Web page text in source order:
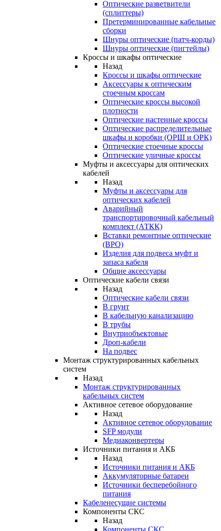
Оптические разветвители
(сплиттеры)
Претерминированные кабельные
сборки
Шнуры оптические (патч-корды)
Шнуры оптические (пигтейлы)
Кроссы и шкафы оптические
Назад
Кроссы и шкафы оптические
Аксессуары к оптическим
стоечным кроссам
Оптические кроссы высокой
плотности
Оптические настенные кроссы
Оптические распределительные
шкафы и коробки (ОРШ и ОРК)
Оптические стоечные кроссы
Оптические уличные кроссы
Муфты и аксессуары для оптических
кабелей
Назад
Муфты и аксессуары для
оптических кабелей
Аварийный
транспортировочный кабельный
комплект (АТКК)
Вставки ремонтные оптические
(ВРО)
Изделия для подвеса муфт и
запаса кабеля
Общие аксессуары
Оптические кабели связи
Назад
Оптические кабели связи
В грунт
В кабельную канализацию
В трубы
Внутриобъектовые
Дроп-кабели
На подвес
Монтаж структурированных кабельных
систем
Назад
Монтаж структурированных
кабельных систем
Активное сетевое оборудование
Назад
Активное сетевое оборудование
SFP модули
Медиаконвертеры
Источники питания и АКБ
Назад
Источники питания и АКБ
Аккумуляторные батареи
Источники бесперебойного
питания
Кабеленесущие системы
Компоненты СКС
Назад
Компоненты СКС